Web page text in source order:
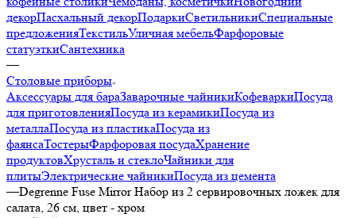
декорПасхальный декорПодаркиСветильникиСпециальные
предложенияТекстильУличная мебельФарфоровые
статуэткиСантехника
—
Столовые приборы
Аксессуары для бараЗаварочные чайникиКофеваркиПосуда
для приготовленияПосуда из керамикиПосуда из
металлаПосуда из пластикаПосуда из
фаянсаТостерыФарфоровая посудаХранение
продуктовХрусталь и стеклоЧайники для
плитыЭлектрические чайникиПосуда из цемента
—Degrenne Fuse Mirror Набор из 2 сервировочных ложек для
салата, 26 см, цвет - хром